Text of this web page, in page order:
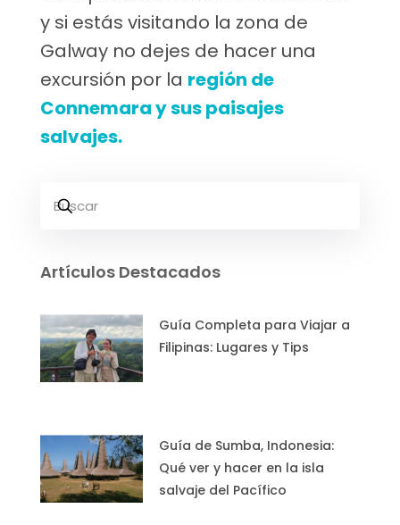
y si estás visitando la zona de
Galway no dejes de hacer una
excursión por la región de
Connemara y sus paisajes
salvajes.
Artículos Destacados
Guía Completa para Viajar a
Filipinas: Lugares y Tips
Guía de Sumba, Indonesia:
Qué ver y hacer en la isla
salvaje del Pacífico